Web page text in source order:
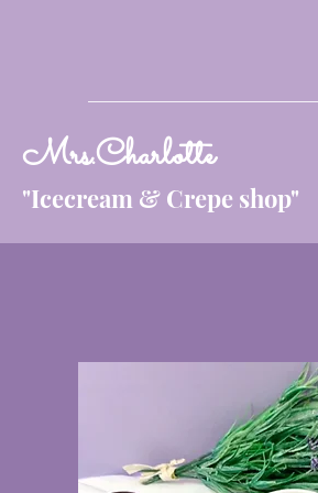
Mrs.Charlotte
"Icecream & Crepe shop"